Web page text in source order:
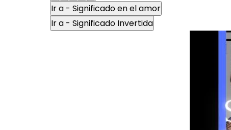
Ir a - Significado en el amor
Ir a - Significado Invertida